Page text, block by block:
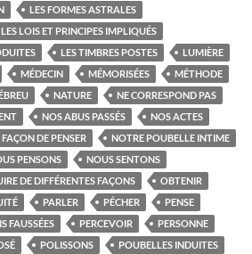
LES FORMES ASTRALES
LES LOIS ET PRINCIPES IMPLIQUÉS
LES TIMBRES POSTES
LUMIÈRE
MÉDECIN MÉMORISÉES
MÉTHODE
NATURE
NE CORRESPOND PAS
NOS ABUS PASSÉS
NOS ACTES
DE PENSER
NOTRE POUBELLE INTIME
PENSONS
NOUS SENTONS
DE DIFFÉRENTES FAÇONS
OBTENIR
PARLER PÉCHER
PENSE
FAUSSÉES PERCEVOIR
PERSONNE
POLISSONS
POUBELLES INDUITES